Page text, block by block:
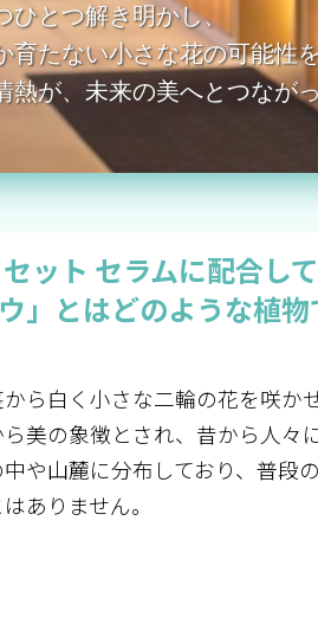
ひとつ解き明かし、
育たない小さな花の可能性を
熱が、未来の美へとつながっ
ット セラムに配合し
」とはどのような植
ら白く小さな二輪の花を咲か
美の象徴とされ、昔から人々
や山麓に分布しており、普段
ありません。